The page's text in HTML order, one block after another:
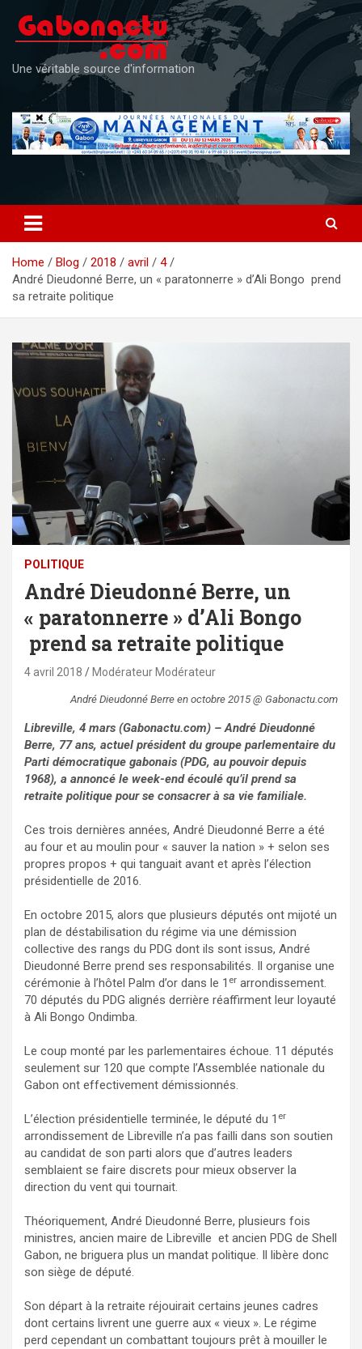
content
Une véritable source d'information
Home Blog 2018 avril
4
André Dieudonné Berre, un « paratonnerre » d’Ali Bongo prend
sa retraite politique
POLITIQUE
André Dieudonné Berre, un
« paratonnerre » d’Ali Bongo
prend sa retraite politique
4 avril 2018 Modérateur Modérateur
André Dieudonné Berre en octobre 2015 @ Gabonactu.com
Libreville, 4 mars (Gabonactu.com) – André Dieudonné
Berre, 77 ans, actuel président du groupe parlementaire du
Parti démocratique gabonais (PDG, au pouvoir depuis
1968), a annoncé le week-end écoulé qu’il prend sa
retraite politique pour se consacrer à sa vie familiale.
Ces trois dernières années, André Dieudonné Berre a été
au four et au moulin pour « sauver la nation » + selon ses
propres propos + qui tanguait avant et après l’élection
présidentielle de 2016.
En octobre 2015, alors que plusieurs députés ont mijoté un
plan de déstabilisation du régime via une démission
collective des rangs du PDG dont ils sont issus, André
Dieudonné Berre prend ses responsabilités. Il organise une
cérémonie à l’hôtel Palm d’or dans le 1 er arrondissement.
70 députés du PDG alignés derrière réaffirment leur loyauté
à Ali Bongo Ondimba.
Le coup monté par les parlementaires échoue. 11 députés
seulement sur 120 que compte l’Assemblée nationale du
Gabon ont effectivement démissionnés.
L’élection présidentielle terminée, le député du 1 er
arrondissement de Libreville n’a pas failli dans son soutien
au candidat de son parti alors que d’autres leaders
semblaient se faire discrets pour mieux observer la
direction du vent qui tournait.
Théoriquement, André Dieudonné Berre, plusieurs fois
ministres, ancien maire de Libreville et ancien PDG de Shell
Gabon, ne briguera plus un mandat politique. Il libère donc
son siège de député.
Son départ à la retraite réjouirait certains jeunes cadres
dont certains livrent une guerre aux « vieux ». Le régime
perd cependant un combattant toujours prêt à mouiller le